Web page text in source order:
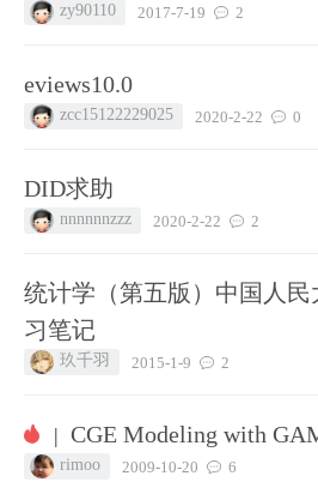
zy90110 2017-7-19 2
eviews10.0
zcc15122229025 2020-2-22 0
DID求助
nnnnnnzzz 2020-2-22 2
统计学（第五版）中国人
习笔记
玖千羽 2015-1-9 2
| CGE Modeling with
rimoo 2009-10-20 6